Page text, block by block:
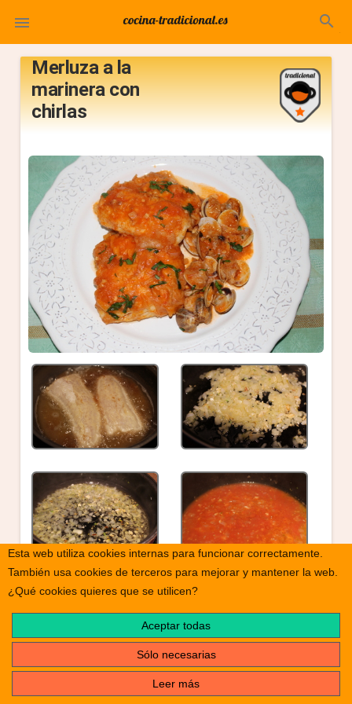
 search
Merluza a la
marinera con
chirlas
Esta web utiliza cookies internas para funcionar correctamente.
También usa cookies de terceros para mejorar y mantener la web.
¿Qué cookies quieres que se utilicen?
Aceptar todas
Sólo necesarias
Leer más